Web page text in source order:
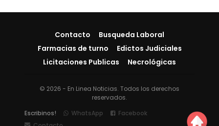
Contacto
Busqueda Laboral
Farmacias de turno
Edictos Judiciales
Licitaciones Publicas
Necrológicas
© 2026 - En Linea Noticias. Todos los derechos
reservados.
Escribinos!
WhatsApp
Facebook